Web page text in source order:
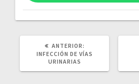
ANTERIOR:
ANTERIOR:
INFECCIÓN DE VÍAS
URINARIAS